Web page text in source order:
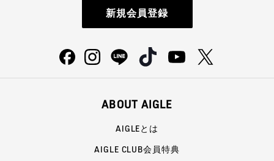
新規会員登録
ABOUT AIGLE
AIGLEとは
AIGLE CLUB会員特典